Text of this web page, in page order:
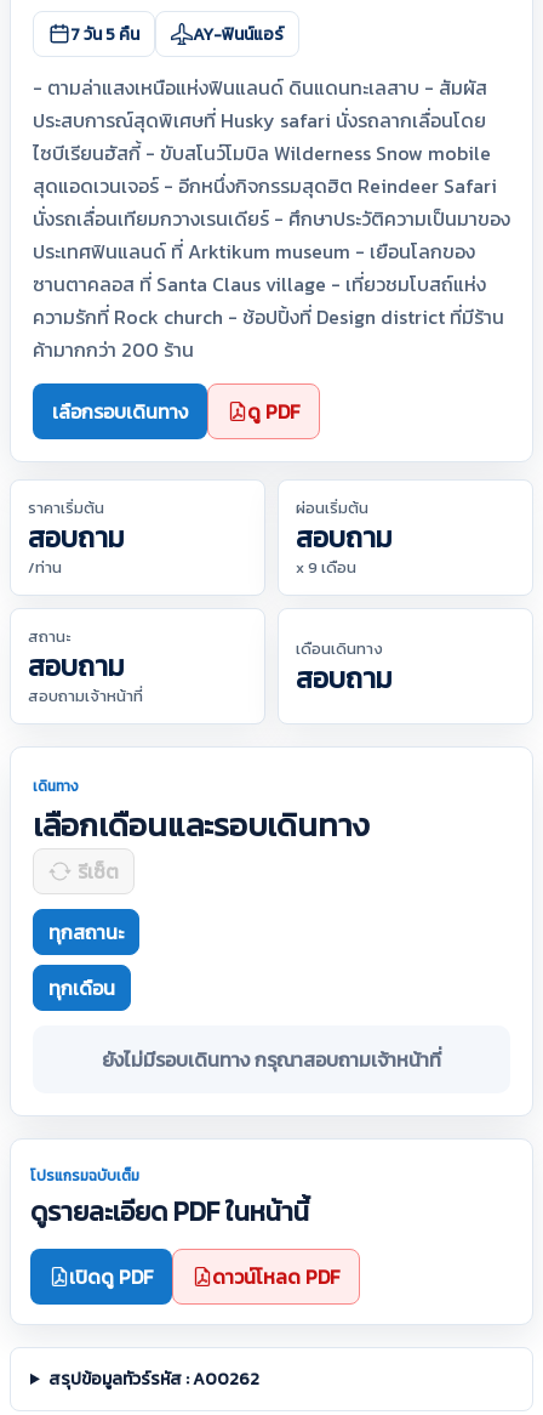
7 วัน 5 คืน AY-ฟินน์แอร์
- ตามล่าแสงเหนือแห่งฟินแลนด์ ดินแดนทะเลสาบ - สัมผัส
ประสบการณ์สุดพิเศษที่ Husky safari นั่งรถลากเลื่อนโดย
ไซบีเรียนฮัสกี้ - ขับสโนว์โมบิล Wilderness Snow mobile
สุดแอดเวนเจอร์ - อีกหนึ่งกิจกรรมสุดฮิต Reindeer Safari
นั่งรถเลื่อนเทียมกวางเรนเดียร์ - ศึกษาประวัติความเป็นมาของ
ประเทศฟินแลนด์ ที่ Arktikum museum - เยือนโลกของ
ซานตาคลอส ที่ Santa Claus village - เที่ยวชมโบสถ์แห่ง
ความรักที่ Rock church - ช้อปปิ้งที่ Design district ที่มีร้าน
ค้ามากกว่า 200 ร้าน
เลือกรอบเดินทาง ดู PDF
ราคาเริ่มต้น
สอบถาม
/ท่าน
ผ่อนเริ่มต้น
สอบถาม
x 9 เดือน
สถานะ
สอบถาม
สอบถามเจ้าหน้าที่
เดือนเดินทาง
สอบถาม
เดินทาง
เลือกเดือนและรอบเดินทาง
รีเซ็ต
ทุกสถานะ
ทุกเดือน
ยังไม่มีรอบเดินทาง กรุณาสอบถามเจ้าหน้าที่
โปรแกรมฉบับเต็ม
ดูรายละเอียด PDF ในหน้านี้
เปิดดู PDF ดาวน์โหลด PDF
สรุปข้อมูลทัวร์รหัส : A00262